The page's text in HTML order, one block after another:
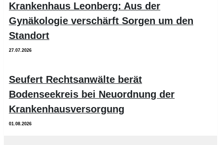
Krankenhaus Leonberg: Aus der
Gynäkologie verschärft Sorgen um den
Standort
27.07.2026
Seufert Rechtsanwälte berät
Bodenseekreis bei Neuordnung der
Krankenhausversorgung
01.08.2026